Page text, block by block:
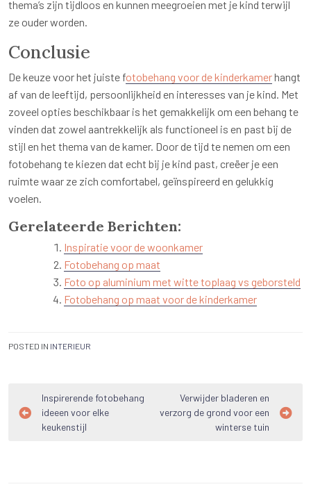
thema’s zijn tijdloos en kunnen meegroeien met je kind terwijl
ze ouder worden.
Conclusie
De keuze voor het juiste fotobehang voor de kinderkamerhangt
af van de leeftijd, persoonlijkheid en interesses van je kind. Met
zoveel opties beschikbaar is het gemakkelijk om een behang te
vinden dat zowel aantrekkelijk als functioneel is en past bij de
stijl en het thema van de kamer. Door de tijd te nemen om een
fotobehang te kiezen dat echt bij je kind past, creëer je een
ruimte waar ze zich comfortabel, geïnspireerd en gelukkig
voelen.
Gerelateerde Berichten:
Inspiratie voor de woonkamer
Fotobehang op maat
Foto op aluminium met witte toplaag vs geborsteld
Fotobehang op maat voor de kinderkamer
POSTED IN INTERIEUR
Bericht
navigatie
Inspirerende fotobehang
ideeen voor elke
keukenstijl
Verwijder bladeren en
verzorg de grond voor een
winterse tuin